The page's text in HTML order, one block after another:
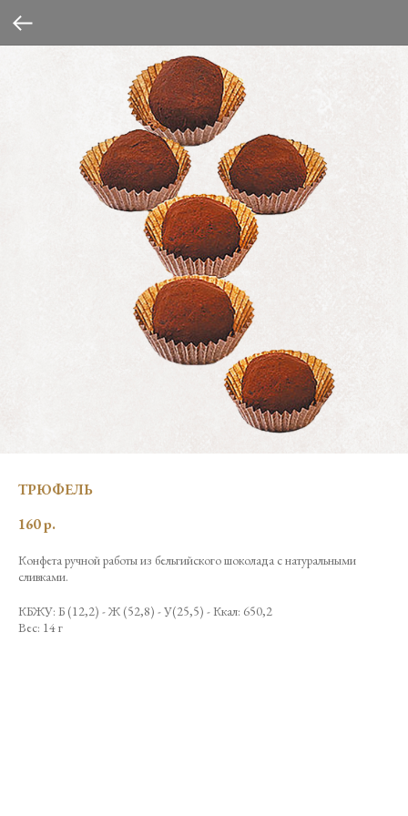
ТРЮФЕЛЬ
160р.
Конфета ручной работы из бельгийского шоколада с натуральными
сливками.
КБЖУ: Б (12,2) - Ж (52,8) - У(25,5) - Ккал: 650,2
Вес: 14 г